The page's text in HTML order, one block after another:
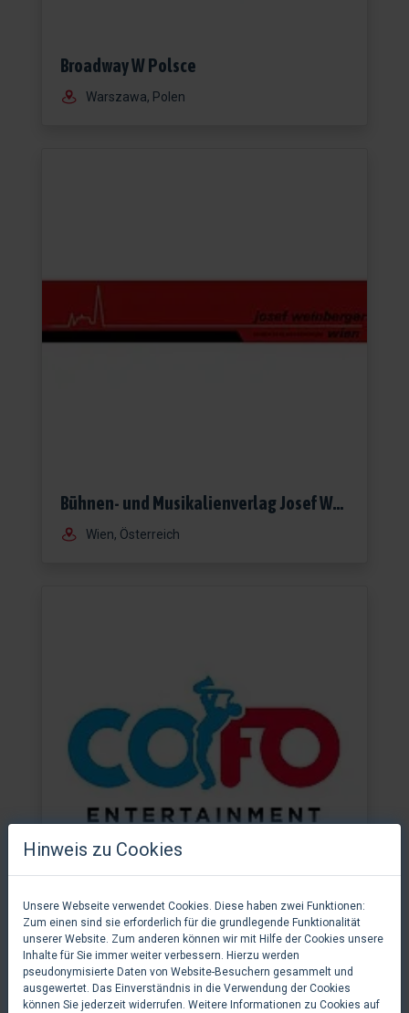
Broadway W Polsce
Warszawa, Polen
Bühnen- und Musikalienverlag Josef Weinberger Wien Gesellschaft m.b.H.
Wien, Österreich
COFO Entertainment GmbH & Co.KG
Passau, Deutschland
Hinweis zu Cookies
Unsere Webseite verwendet Cookies. Diese haben zwei Funktionen:
Zum einen sind sie erforderlich für die grundlegende Funktionalität
unserer Website. Zum anderen können wir mit Hilfe der Cookies unsere
Inhalte für Sie immer weiter verbessern. Hierzu werden
pseudonymisierte Daten von Website-Besuchern gesammelt und
ausgewertet. Das Einverständnis in die Verwendung der Cookies
können Sie jederzeit widerrufen. Weitere Informationen zu Cookies auf